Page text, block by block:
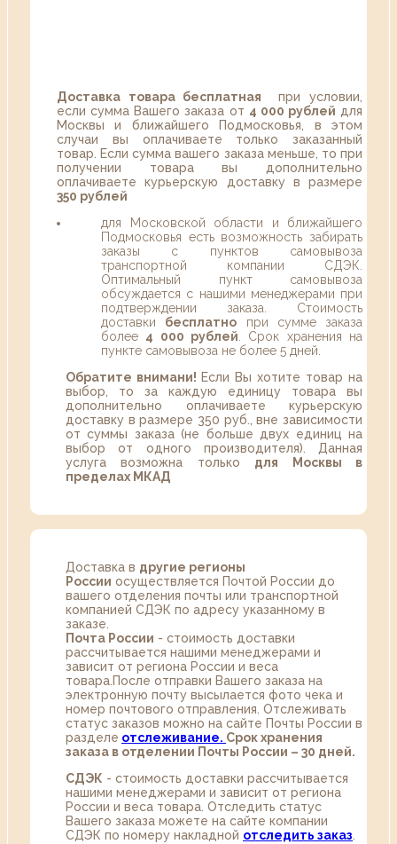
Доставка товара бесплатная при условии,
если сумма Вашего заказа от 4 000 рублей для
Москвы и ближайшего Подмосковья, в этом
случаи вы оплачиваете только заказанный
товар. Если сумма вашего заказа меньше, то при
получении товара вы дополнительно
оплачиваете курьерскую доставку в размере
350 рублей
для Московской области и ближайшего
Подмосковья есть возможность забирать
заказы с пунктов самовывоза
транспортной компании СДЭК.
Оптимальный пункт самовывоза
обсуждается с нашими менеджерами при
подтверждении заказа. Стоимость
доставки бесплатно при сумме заказа
более 4 000 рублей . Срок хранения на
пункте самовывоза не более 5 дней.
Обратите внимани! Если Вы хотите товар на
выбор, то за каждую единицу товара вы
дополнительно оплачиваете курьерскую
доставку в размере 350 руб., вне зависимости
от суммы заказа (не больше двух единиц на
выбор от одного производителя). Данная
услуга возможна только для Москвы в
пределах МКАД
Доставка в другие регионы
России осуществляется Почтой России до
вашего отделения почты или транспортной
компанией СДЭК по адресу указанному в
заказе.
Почта России - стоимость доставки
рассчитывается нашими менеджерами и
зависит от региона России и веса
товара.После отправки Вашего заказа на
электронную почту высылается фото чека и
номер почтового отправления. Отслеживать
статус заказов можно на сайте Почты России в
разделе oтслеживание. Срок хранения
заказа в отделении Почты России – 30 дней.
СДЭК - стоимость доставки рассчитывается
нашими менеджерами и зависит от региона
России и веса товара. Отследить статус
Вашего заказа можете на сайте компании
СДЭК по номеру накладной отследить заказ